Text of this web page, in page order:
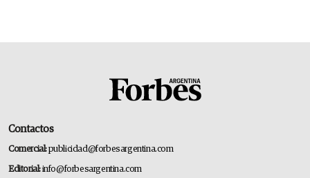
Contactos
Comercial:publicidad@forbesargentina.com
Editorial:info@forbesargentina.com